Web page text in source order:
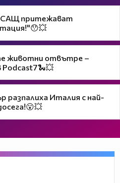
притежават
животни отвътре –
Podcast7🐍💥
разпалиха Италия с най-